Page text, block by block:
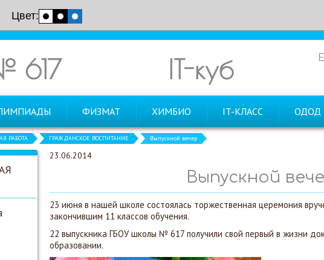
Цвет:
617 IT-куб
ФИЗМАТ ХИМБИО IT-КЛАСС ОДОД
РАБОТА ГРАЖДАНСКОЕ ВОСПИТАНИЕ Выпускной вечер
23.06.2014
Выпускной
23 июня в нашей школе состоялась торжественная церемония
закончившим 11 классов обучения.
22 выпускника ГБОУ школы № 617 получили свой первый в жизни
образовании.